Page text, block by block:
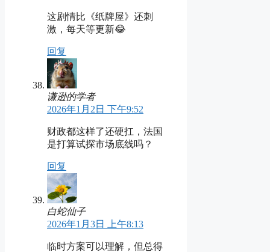
这剧情比《纸牌屋》还刺
激，每天等更新😂
回复
谦逊的学者
2026年1月2日 下午9:52
财政都这样了还硬扛，法国
是打算试探市场底线吗？
回复
白蛇仙子
2026年1月3日 上午8:13
临时方案可以理解，但总得